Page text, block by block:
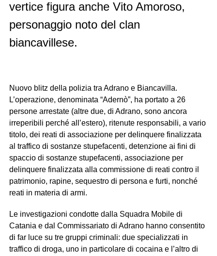
vertice figura anche Vito Amoroso,
personaggio noto del clan
biancavillese.
Nuovo blitz della polizia tra Adrano e Biancavilla.
L’operazione, denominata “Adernò”, ha portato a 26
persone arrestate (altre due, di Adrano, sono ancora
irreperibili perché all’estero), ritenute responsabili, a vario
titolo, dei reati di associazione per delinquere finalizzata
al traffico di sostanze stupefacenti, detenzione ai fini di
spaccio di sostanze stupefacenti, associazione per
delinquere finalizzata alla commissione di reati contro il
patrimonio, rapine, sequestro di persona e furti, nonché
reati in materia di armi.
Le investigazioni condotte dalla Squadra Mobile di
Catania e dal Commissariato di Adrano hanno consentito
di far luce su tre gruppi criminali: due specializzati in
traffico di droga, uno in particolare di cocaina e l’altro di